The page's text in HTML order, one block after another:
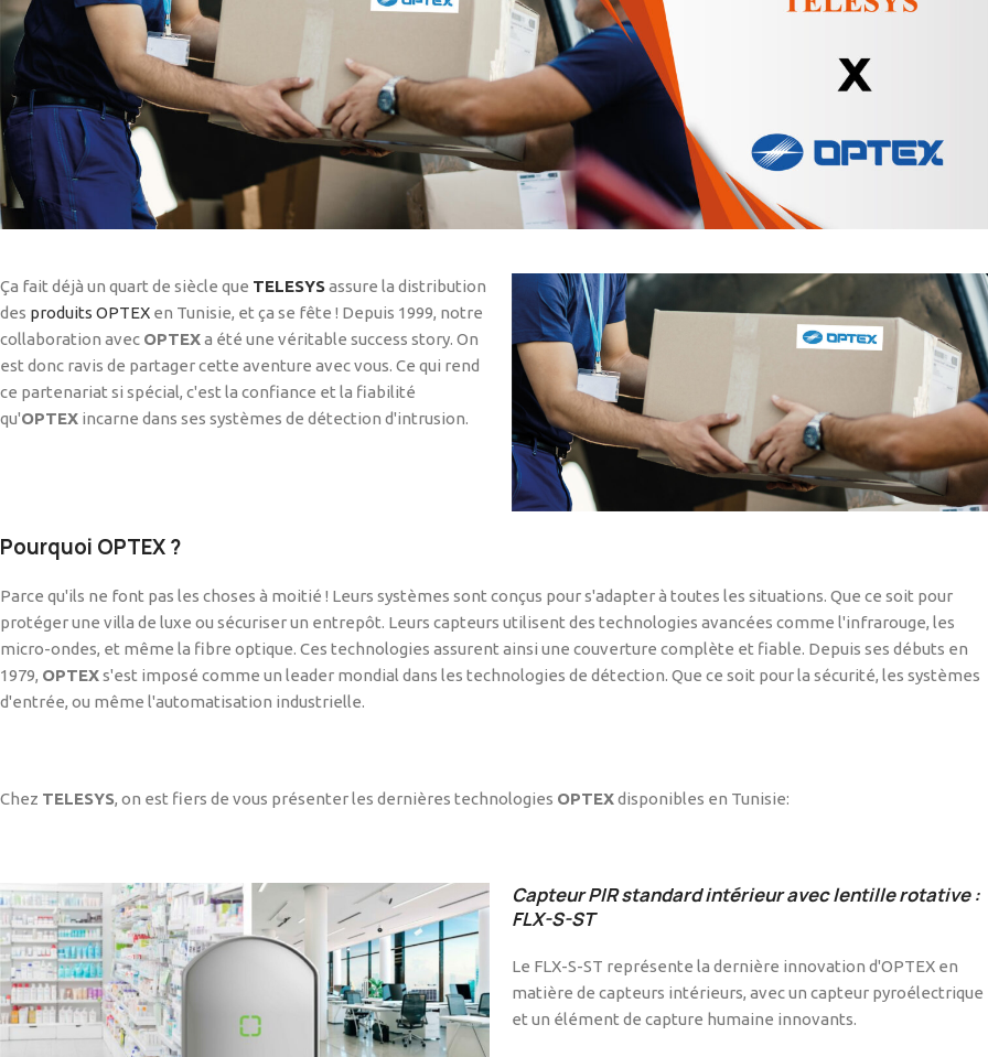
Ça fait déjà un quart de siècle que TELESYSassure la distribution
des produits OPTEX en Tunisie, et ça se fête ! Depuis 1999, notre
collaboration avec OPTEXa été une véritable success story. On
est donc ravis de partager cette aventure avec vous. Ce qui rend
ce partenariat si spécial, c'est la confiance et la fiabilité
qu'OPTEX incarne dans ses systèmes de détection d'intrusion.
Pourquoi OPTEX ?
Parce qu'ils ne font pas les choses à moitié ! Leurs systèmes sont conçus pour s'adapter à toutes les situations. Que ce soit pour
protéger une villa de luxe ou sécuriser un entrepôt. Leurs capteurs utilisent des technologies avancées comme l'infrarouge, les
micro-ondes, et même la fibre optique. Ces technologies assurent ainsi une couverture complète et fiable. Depuis ses débuts en
1979, OPTEXs'est imposé comme un leader mondial dans les technologies de détection. Que ce soit pour la sécurité, les systèmes
d'entrée, ou même l'automatisation industrielle.
Chez TELESYS, on est fiers de vous présenter les dernières technologies OPTEXdisponibles en Tunisie:
Capteur PIR standard intérieur avec lentille rotative :
FLX-S-ST
Le FLX-S-ST représente la dernière innovation d'OPTEX en
matière de capteurs intérieurs, avec un capteur pyroélectrique
et un élément de capture humaine innovants.